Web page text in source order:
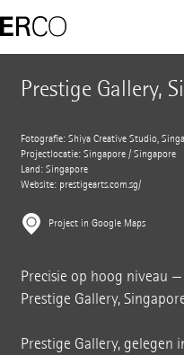
Prestige Gallery,
Fotografie: Shiya Creative Studio,
Projectlocatie: Singapore / Singapore
Land: Singapore
Website: prestigearts.com.sg/
Project in Google Maps
Precisie op hoog niveau
Prestige Gallery,
Prestige Gallery, gelegen